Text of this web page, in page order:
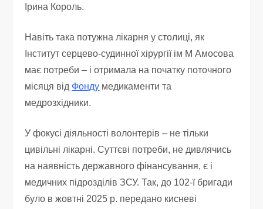
Ірина Король.
Навіть така потужна лікарня у столиці, як
Інститут серцево-судинної хірургії ім М Амосова
має потреби – і отримала на початку поточного
місяця від Фонду медикаменти та
медрозхідники.
У фокусі діяльності волонтерів – не тільки
цивільні лікарні. Суттєві потреби, не дивлячись
на наявність державного фінансування, є і
медичних підрозділів ЗСУ. Так, до 102-ї бригади
було в жовтні 2025 р. передано кисневі